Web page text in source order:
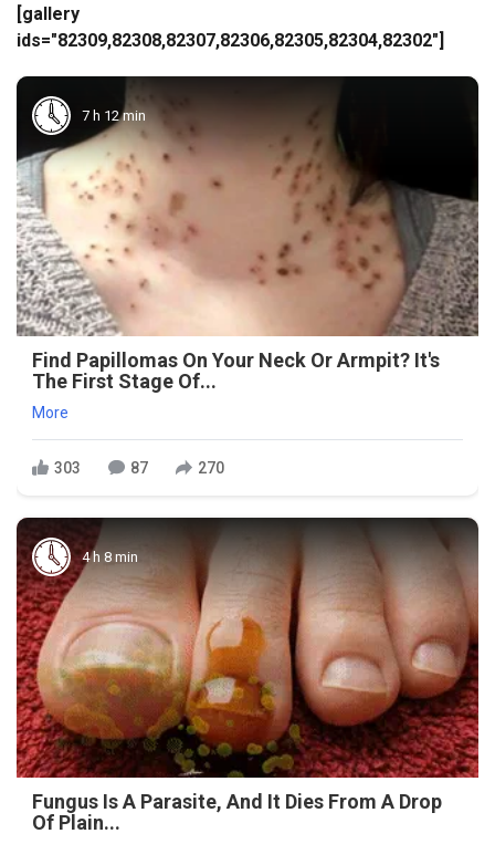
[gallery
ids="82309,82308,82307,82306,82305,82304,82302"]
7 h 12 min
Find Papillomas On Your Neck Or Armpit? It's
The First Stage Of...
More
303 87 270
4 h 8 min
Fungus Is A Parasite, And It Dies From A Drop
Of Plain...